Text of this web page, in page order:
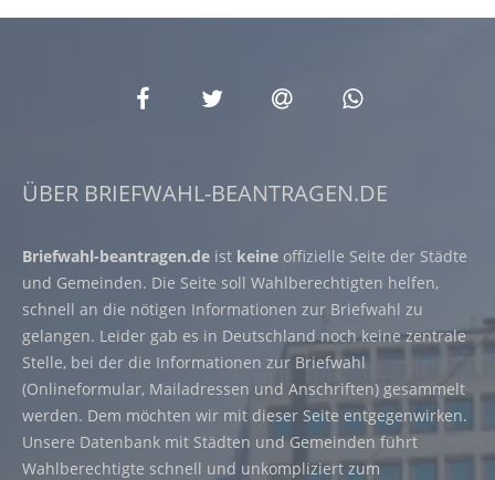
ÜBER BRIEFWAHL-BEANTRAGEN.DE
Briefwahl-beantragen.de ist keine offizielle Seite der Städte
und Gemeinden. Die Seite soll Wahlberechtigten helfen,
schnell an die nötigen Informationen zur Briefwahl zu
gelangen. Leider gab es in Deutschland noch keine zentrale
Stelle, bei der die Informationen zur Briefwahl
(Onlineformular, Mailadressen und Anschriften) gesammelt
werden. Dem möchten wir mit dieser Seite entgegenwirken.
Unsere Datenbank mit Städten und Gemeinden führt
Wahlberechtigte schnell und unkompliziert zum